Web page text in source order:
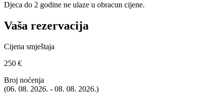
Djeca do 2 godine ne ulaze u obracun cijene.
Vaša rezervacija
Cijena smještaja
250 €
Broj noćenja
(06. 08. 2026. - 08. 08. 2026.)